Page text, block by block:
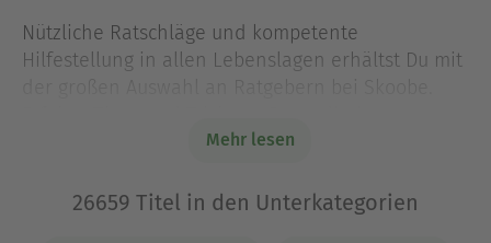
Nützliche Ratschläge und kompetente
Hilfestellung in allen Lebenslagen erhältst Du mit
Ernährung und Fitness, finde Deinen
Thema „Lebenshilfe und Psychologie“ oder
Mehr lesen
26659 Titel in den Unterkategorien